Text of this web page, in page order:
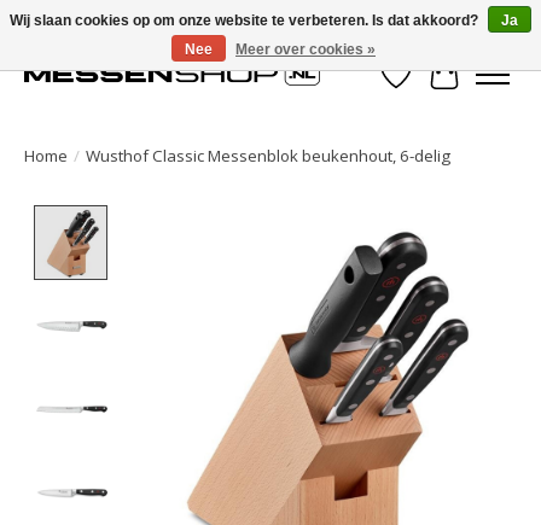
Verlanglijst
Home / Wusthof Classic Messenblok beukenhout, 6-delig
Wij slaan cookies op om onze website te verbeteren. Is dat akkoord?
Ja
Nee
Meer over cookies »